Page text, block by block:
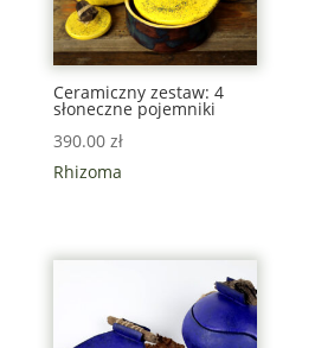
Ceramiczny zestaw: 4
słoneczne pojemniki
390.00 zł
Rhizoma